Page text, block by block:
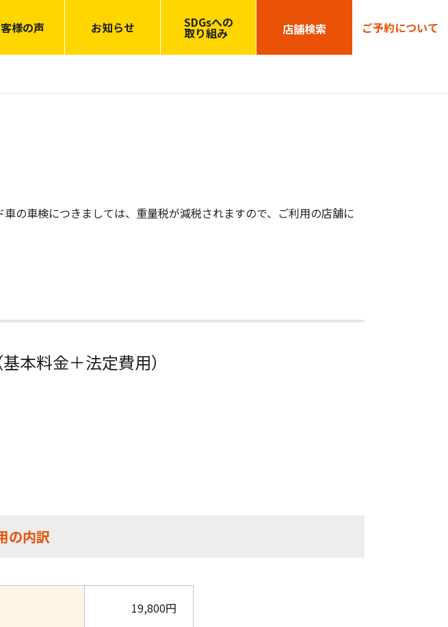
様の声 お知らせ SDGsへの
取り組み 店舗検索 ご予約について
の車検につきましては、重量税が減税されますので、ご利用の店舗に
基本料金＋法定費用）
の内訳
19,800円